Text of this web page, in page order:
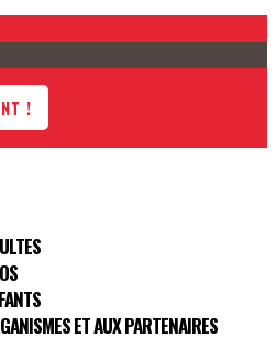
!
ET AUX PARTENAIRES